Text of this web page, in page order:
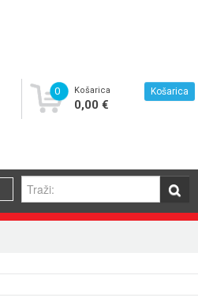
0 Košarica
0,00 €
Košarica